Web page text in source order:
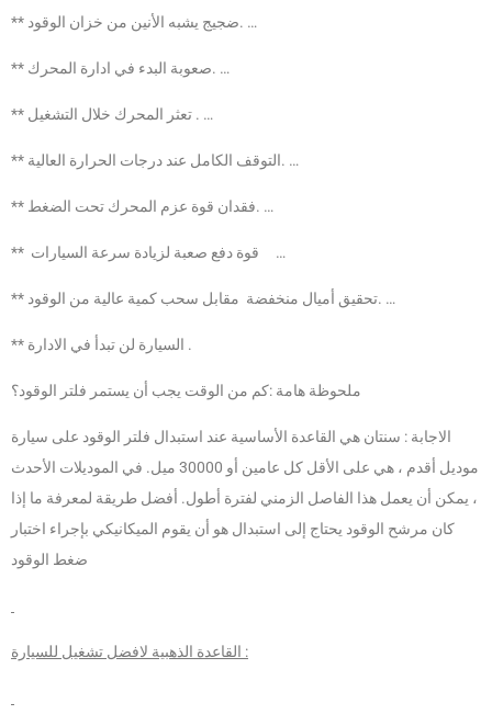
** ضجيج يشبه الأنين من خزان الوقود. …
** صعوبة البدء في ادارة المحرك. …
** تعثر المحرك خلال التشغيل . …
** التوقف الكامل عند درجات الحرارة العالية. …
** فقدان قوة عزم المحرك تحت الضغط. …
** قوة دفع صعبة لزيادة سرعة السيارات …
** تحقيق أميال منخفضة مقابل سحب كمية عالية من الوقود. …
** السيارة لن تبدأ في الادارة .
ملحوظة هامة :كم من الوقت يجب أن يستمر فلتر الوقود؟
الاجابة : سنتان هي القاعدة الأساسية عند استبدال فلتر الوقود على سيارة
موديل أقدم ، هي على الأقل كل عامين أو 30000 ميل. في الموديلات الأحدث
، يمكن أن يعمل هذا الفاصل الزمني لفترة أطول. أفضل طريقة لمعرفة ما إذا
كان مرشح الوقود يحتاج إلى استبدال هو أن يقوم الميكانيكي بإجراء اختبار
ضغط الوقود
القاعدة الذهبية لافضل تشغيل للسيارة :